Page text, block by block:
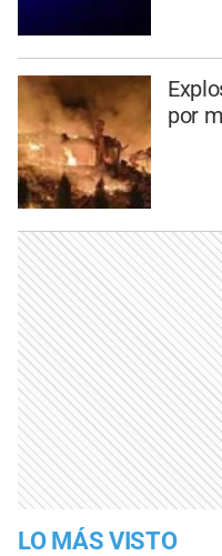
por
LO MÁS VISTO